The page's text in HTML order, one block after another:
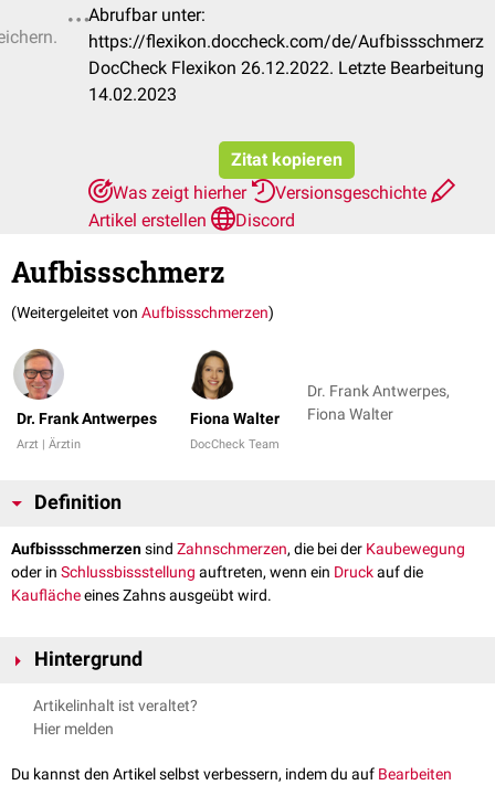
Abrufbar unter:
https://flexikon.doccheck.com/de/Aufbissschmerz
DocCheck Flexikon 26.12.2022. Letzte Bearbeitung
14.02.2023
Zitat kopieren
Was zeigt hierher
Versionsgeschichte
Artikel erstellen
Discord
Aufbissschmerz
(Weitergeleitet von Aufbissschmerzen)
Dr. Frank Antwerpes
Arzt | Ärztin
Fiona Walter
DocCheck Team
Dr. Frank Antwerpes,
Fiona Walter
Definition
Aufbissschmerzensind Zahnschmerzen, die bei der Kaubewegung
oder in Schlussbissstellung auftreten, wenn ein Druckauf die
Kauflächeeines Zahns ausgeübt wird.
Hintergrund
Aufbissschmerzen gehen meist von pathologischen Veränderungen des
Zahnhalteapparats
periapikaler Abszess
Artikelinhalt ist veraltet?
Hier melden
Du kannst den Artikel selbst verbessern, indem du auf Bearbeiten